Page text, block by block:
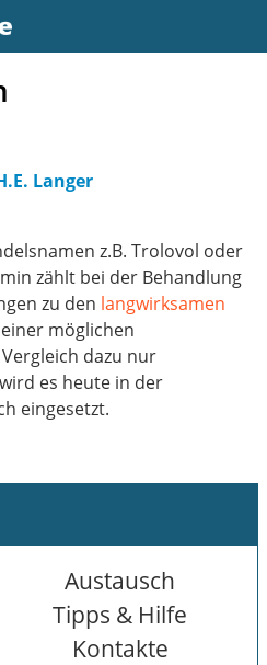
Langer
z.B. Trolovol oder
zählt bei der Behandlung
zu den langwirksamen
möglichen
dazu nur
es heute in der
eingesetzt.
Austausch
Tipps & Hilfe
Kontakte